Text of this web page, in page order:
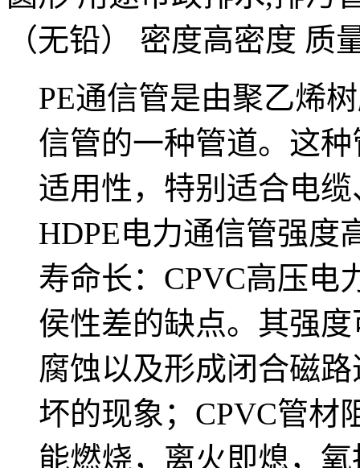
（无铅）
密度高密度 质
PE通信管是由聚乙烯
信管的一种管道。这
适用性，特别适合电
HDPE电力通信管强度
寿命长：CPVC高压电
侯性差的缺点。其强
腐蚀以及形成闭合磁
坏的现象；CPVC管材
能燃烧，离火即熄，